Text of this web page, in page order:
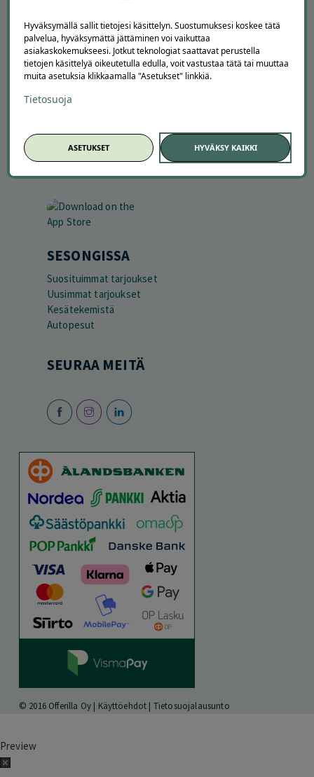
YRITYKSILLE
Markkinoi Offerillassa
Vaikuttajayhteistyö
Partneriportaali
SESONGISSA
Suosituimmat tarjoukset
Uusimmat tarjoukset
Kesätekemistä
Autopesut
SEURAA MEITÄ
© 2016 Offerilla Oy | Käyttöehdot | Tietosuojalausunto
Preview
Hyväksymällä sallit tietojesi käsittelyn. Suostumuksesi koskee tätä
palvelua, hyväksymättä jättäminen voi vaikuttaa
asiakaskokemukseesi. Jotkut teknologiat saattavat perustella
tietojen käsittelyä oikeutetulla edulla, voit vastustaa tätä tai muuttaa
muita asetuksia klikkaamalla "Asetukset" linkkiä.
Tietosuoja
ASETUKSET HYVÄKSY KAIKKI